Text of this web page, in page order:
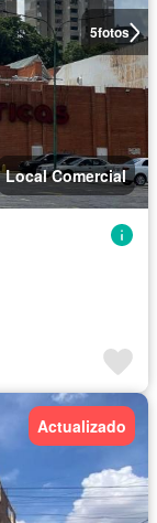
5fotos
Local Comercial
Actualizado